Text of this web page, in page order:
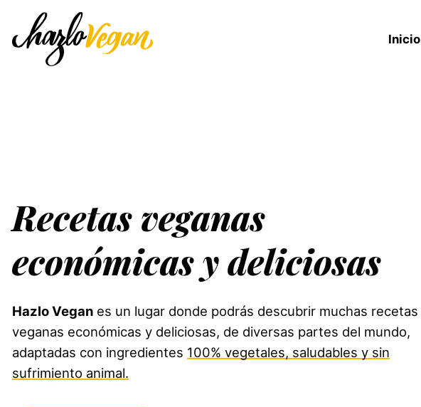
Inicio
Recetas veganas
económicas y deliciosas
Hazlo Veganes un lugar donde podrás descubrir muchas recetas
veganas económicas y deliciosas, de diversas partes del mundo,
adaptadas con ingredientes 100% vegetales, saludables y sin
sufrimiento animal.